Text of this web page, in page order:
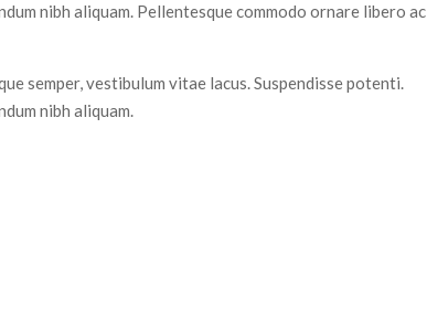
nibh aliquam. Pellentesque commodo ornare libero ac
semper, vestibulum vitae lacus. Suspendisse potenti.
nibh aliquam.